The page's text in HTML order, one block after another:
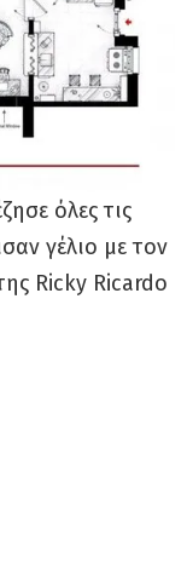
όλες τις
γέλιο με τον
Ricky Ricardo